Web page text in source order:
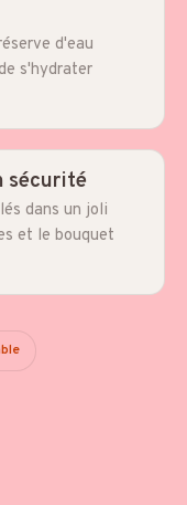
d'eau
s'hydrater
sécurité
dans un joli
et le bouquet